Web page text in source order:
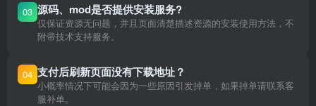
03 源码、mod是否提供安装服务?
仅保证资源无问题，并且页面清楚描述资源的安装使用方法，不
附带技术支持服务。
04 支付后刷新页面没有下载地址？
小概率情况下可能会因为一些原因引发掉单，如果掉单请联系客
服补单。